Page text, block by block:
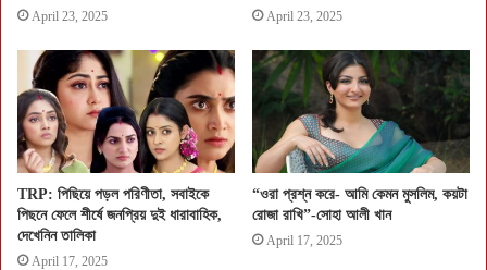
April 23, 2025 April 23, 2025
TRP: পিছিয়ে পড়ল পরিণীতা, সবাইকে
পিছনে ফেলে শীর্ষে জনপ্রিয় দুই ধারাবাহিক,
দেখেনিন তালিকা
April 17, 2025
“ওরা প্রশ্ন করে- আমি কেমন মুসলিম, কয়টা
রোজা রাখি”-সোহা আলী খান
April 17, 2025